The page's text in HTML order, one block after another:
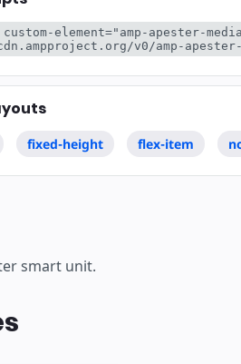
element="amp-apester-
v0/amp-
fixed-height flex-item
smart unit.